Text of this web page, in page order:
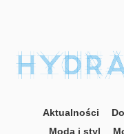
Aktualności
Moda i styl